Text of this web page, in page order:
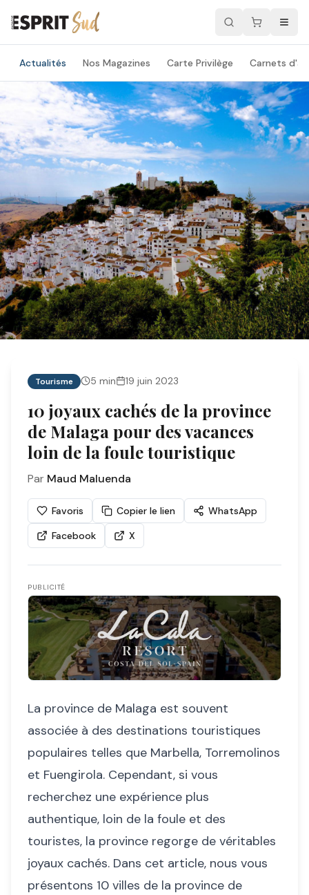
Actualités Nos Magazines Carte Privilège Carnets
Tourisme 5 min 19 juin 2023
10 joyaux cachés de la province
de Malaga pour des vacances
loin de la foule touristique
Par Maud Maluenda
Favoris Copier le lien
WhatsApp
Facebook
X
PUBLICITÉ
La province de Malaga est souvent
associée à des destinations touristiques
populaires telles que Marbella, Torremolinos
et Fuengirola. Cependant, si vous
recherchez une expérience plus
authentique, loin de la foule et des
touristes, la province regorge de véritables
joyaux cachés. Dans cet article, nous vous
présentons 10 villes de la province de